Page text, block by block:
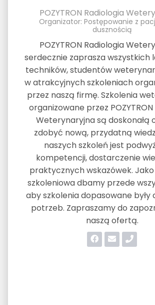
POZYTRON Radiologia
Organizator: Postępowanie z
dusznością
POZYTRON Radiologia
serdecznie zaprasza wszystkich
techników, studentów
w atrakcyjnych szkoleniach
przez naszą firmę. Szkolenia
organizowane przez
Weterynaryjna są doskonałą
zdobyć nową, przydatną
naszych szkoleń jest
kompetencji, dostarczenie
praktycznych wskazówek.
szkoleniowa dbamy przede
aby szkolenia dopasowane były
potrzeb. Zapraszamy do
naszą ofertą.